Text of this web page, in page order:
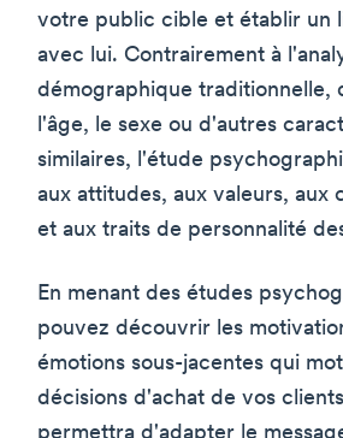
votre public cible et établir un
avec lui. Contrairement à
démographique traditionnelle,
l'âge, le sexe ou d'autres
similaires, l'étude
aux attitudes, aux valeurs, aux
et aux traits de personnalité
En menant des études
pouvez découvrir les
émotions sous-jacentes qui
décisions d'achat de vos